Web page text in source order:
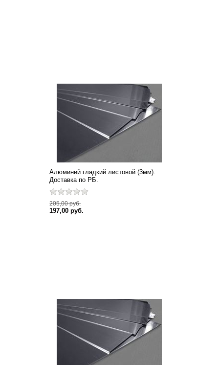
Алюминий гладкий листовой (3мм).
Доставка по РБ.
205,00 руб.
197,00 руб.